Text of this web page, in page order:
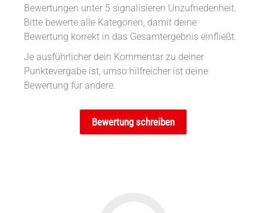
Bewertungen unter 5 signalisieren Unzufriedenheit.
Bitte bewerte alle Kategorien, damit deine
Bewertung korrekt in das Gesamtergebnis einfließt.
Je ausführlicher dein Kommentar zu deiner
Punktevergabe ist, umso hilfreicher ist deine
Bewertung für andere.
Bewertung schreiben